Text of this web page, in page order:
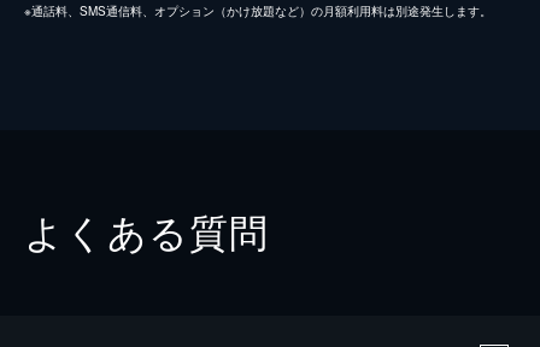
※通話料、SMS通信料、オプション（かけ放題など）の月額利用料は別途発生します。
よくある質問